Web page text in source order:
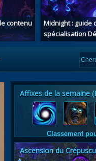
contenu
Midnight : guide
spécialisation
chasseurs de
Affixes de la semaine
Classement
Ascension du